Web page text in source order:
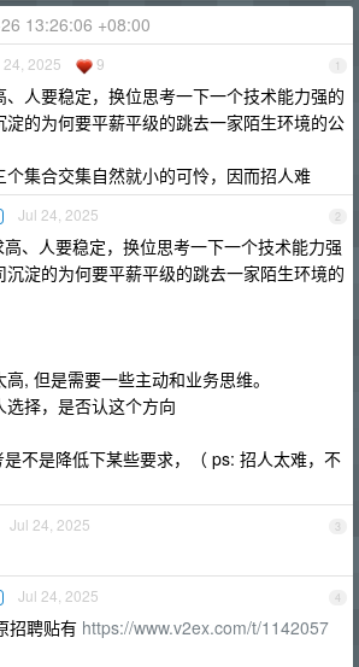
13:26:06 +08:00
1
2025 9
人要稳定，换位思考一下一个技术能力强的
淀的为何要平薪平级的跳去一家陌生环境的公
个集合交集自然就小的可怜，因而招人难
2
Jul 24, 2025
、人要稳定，换位思考一下一个技术能力强
沉淀的为何要平薪平级的跳去一家陌生环境的
, 但是需要一些主动和业务思维。
选择，是否认这个方向
不是降低下某些要求，（ ps: 招人太难，不
3
Jul 24, 2025
4
Jul 24, 2025
招聘贴有 https://www.v2ex.com/t/1142057